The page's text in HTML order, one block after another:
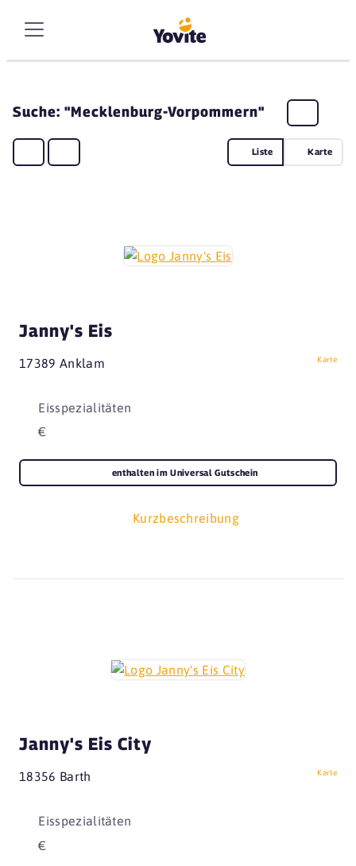
Suche: "Mecklenburg-Vorpommern"
Liste Karte
Janny's Eis
17389 Anklam Karte
Eisspezialitäten
€
Kurzbeschreibung
enthalten im Universal Gutschein
Janny's Eis City
18356 Barth Karte
Eisspezialitäten
€